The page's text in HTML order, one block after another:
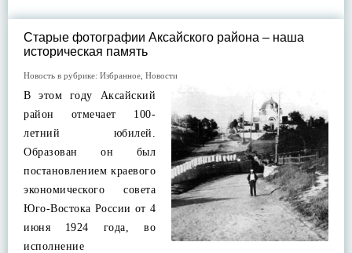
Старые фотографии Аксайского района – наша
историческая память
Новость в рубрике: Избранное Новости
В этом году Аксайский
район отмечает 100-
летний юбилей.
Образован он был
постановлением краевого
экономического совета
Юго-Востока России от 4
июня 1924 года, во
исполнение